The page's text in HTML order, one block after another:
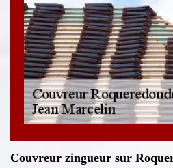
Couvreur zingueur sur